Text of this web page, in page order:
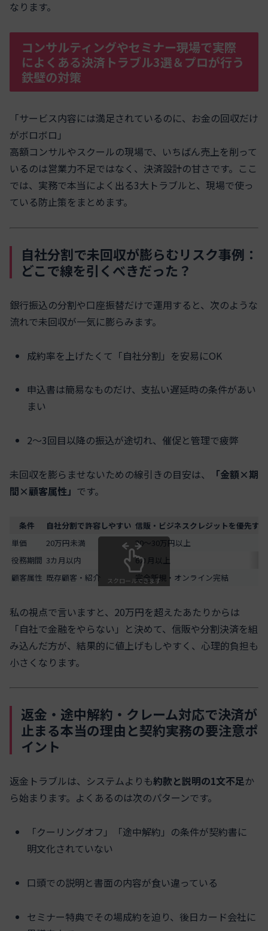
なります。
コンサルティングやセミナー現場で実際
によくある決済トラブル3選＆プロが行う
鉄壁の対策
「サービス内容には満足されているのに、お金の回収だけ
がボロボロ」
高額コンサルやスクールの現場で、いちばん売上を削って
いるのは営業力不足ではなく、決済設計の甘さです。ここ
では、実務で本当によく出る3大トラブルと、現場で使っ
ている防止策をまとめます。
自社分割で未回収が膨らむリスク事例：
どこで線を引くべきだった？
銀行振込の分割や口座振替だけで運用すると、次のような
流れで未回収が一気に膨らみます。
成約率を上げたくて「自社分割」を安易にOK
申込書は簡易なものだけ、支払い遅延時の条件があい
まい
2〜3回目以降の振込が途切れ、催促と管理で疲弊
未回収を膨らませないための線引きの目安は、
「金額×期
間×顧客属性」 です。
条件 自社分割で許容しやすい 信販・ビジネスクレジットを優先す
単価
20万円未満
20〜30万円以上
役務期間 3カ月以内
6カ月以上
顧客属性 既存顧客・紹介 完全新規・オンライン完結
スクロールできます
私の視点で言いますと、20万円を超えたあたりからは
「自社で金融をやらない」と決めて、信販や分割決済を組
み込んだ方が、結果的に値上げもしやすく、心理的負担も
小さくなります。
返金・途中解約・クレーム対応で決済が
止まる本当の理由と契約実務の要注意ポ
イント
返金トラブルは、システムよりも約款と説明の1文不足か
ら始まります。よくあるのは次のパターンです。
「クーリングオフ」「途中解約」の条件が契約書に
明文化されていない
口頭での説明と書面の内容が食い違っている
セミナー特典でその場成約を迫り、後日カード会社に